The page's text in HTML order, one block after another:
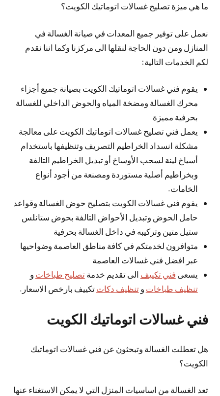
ما هي ميزة تصليح غسالات اتوماتيك الكويت؟
نعمل على توفير جميع المعدات في صيانة الغسالة في
المنازل ومن دون الحاجة لنقلها الى مركزنا وكما اننا نقدم
لكم الخدمات التالية:
يقوم فني غسالات اتوماتيك الكويت بصيانة جميع أجزاء
محرك الغسالة ومضخة المياه والحوض الداخلي للغسالة
بحرفية مميزة
يعمل فني تصليح غسالات اتوماتيك الكويت على معالجة
مشكلة انسداد الخراطيم التصريف وتنظيفها باستخدام
أسياخ لينة لسحب الأوساخ أو تبديل الخراطيم التالفة
وبخراطيم أصلية مستوردة ومصنعة من أجود أنواع
الخامات.
يقوم فني غسالات الكويت بتصليح حوض الغسالة وقواعد
حامل الحوض وتبديل الأحواض التالفة بحوض ستانلس
ستيل متين وتركيبه في داخل الغسالة بحرفية
متوافرون لخدمتكم في كافة مناطق العاصمة وضواحيها
عبر افضل فني غسالات العاصمة
يسعى فني تكييف الى تقديم خدمةتصليح طباخات و
تنظيف طباخات وتنظيف دكات تكييف بارخص الاسعار.
فني غسالات اتوماتيك الكويت
هل تعطلت الغسالة وتبحثون عن فني غسالات اتوماتيك
الكويت؟
تعد الغسالة من اساسيات المنزل التي لا يمكن الاستغناء عنها